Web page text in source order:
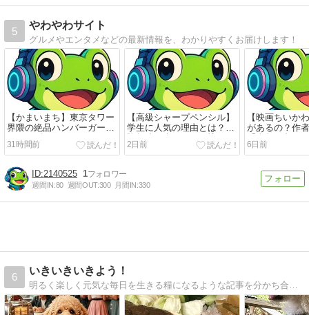
5
やわやわサイト
グルメやエンタメなどの最新情報を、わかりやすくお届けします！
【かまいまち】東京タワー
界隈の絶品ハンバーガー｜
マンチズバーガーシャック
31時間前
【高級シャープペンシル】
学生に人気の理由とは？受
験勉強が楽しくなる憧れの
一本
2日前
【映画ちいか
があるの？作
「人魚の島の
6日前
2140525 1
週間IN:80 週間OUT:300 月間IN:330
6
いきいきいきよう！
明るく楽しく元気な毎日を生きる糧になるような記事を分かち合っていきたいです。短歌とフォトエッセイ、人物研究、歴史探訪、グルメと多趣味です。愛犬もよろしく！！